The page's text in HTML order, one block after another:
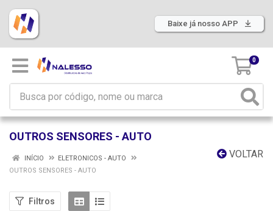
Baixe já nosso APP
0
OUTROS SENSORES - AUTO
VOLTAR
INÍCIO
ELETRONICOS - AUTO
OUTROS SENSORES - AUTO
Filtros